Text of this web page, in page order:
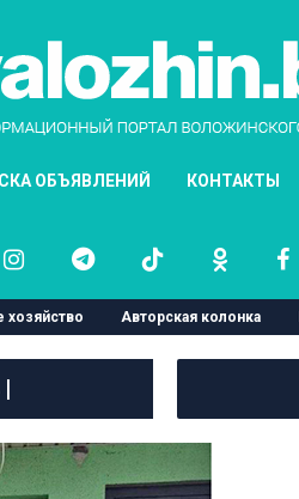
ОБЪЯВЛЕНИЙ КОНТАКТЫ
хозяйство Авторская колонка